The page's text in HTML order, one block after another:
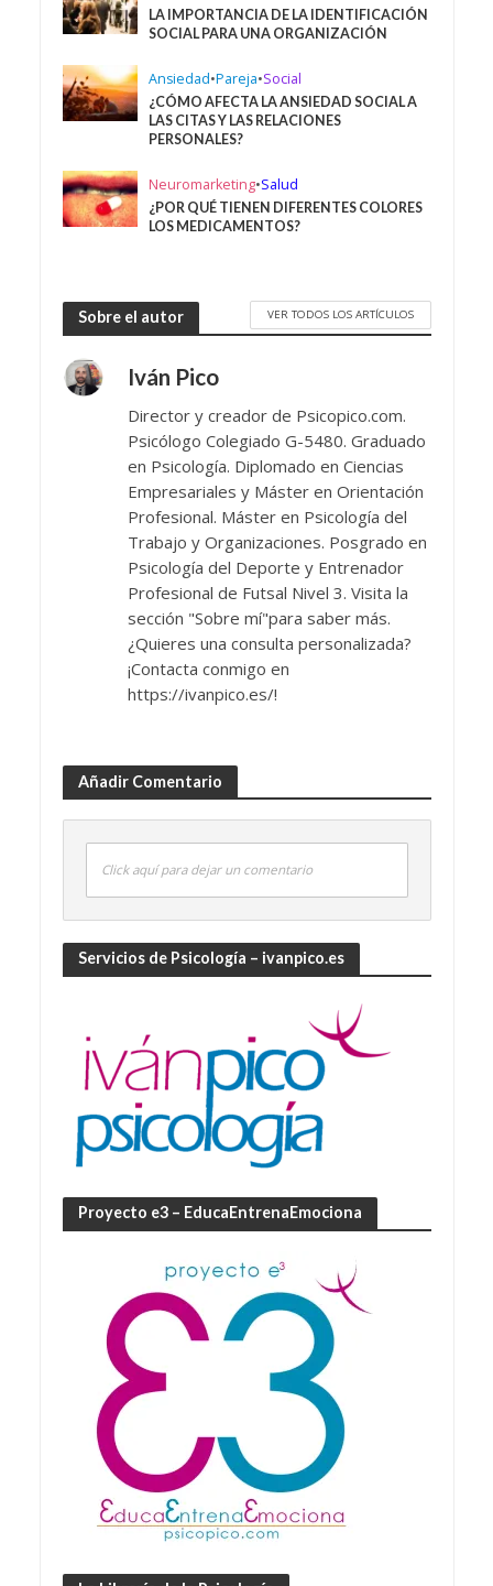
LA IMPORTANCIA DE LA IDENTIFICACIÓN
SOCIAL PARA UNA ORGANIZACIÓN
Ansiedad•Pareja•Social
¿CÓMO AFECTA LA ANSIEDAD SOCIAL A
LAS CITAS Y LAS RELACIONES
PERSONALES?
Neuromarketing•Salud
¿POR QUÉ TIENEN DIFERENTES COLORES
LOS MEDICAMENTOS?
Sobre el autor VER TODOS LOS ARTÍCULOS
Iván Pico
Director y creador de Psicopico.com.
Psicólogo Colegiado G-5480. Graduado
en Psicología. Diplomado en Ciencias
Empresariales y Máster en Orientación
Profesional. Máster en Psicología del
Trabajo y Organizaciones. Posgrado en
Psicología del Deporte y Entrenador
Profesional de Futsal Nivel 3. Visita la
sección "Sobre mí"para saber más.
¿Quieres una consulta personalizada?
¡Contacta conmigo en
https://ivanpico.es/!
Añadir Comentario
Click aquí para dejar un comentario
Servicios de Psicología – ivanpico.es
Proyecto e3 – EducaEntrenaEmociona